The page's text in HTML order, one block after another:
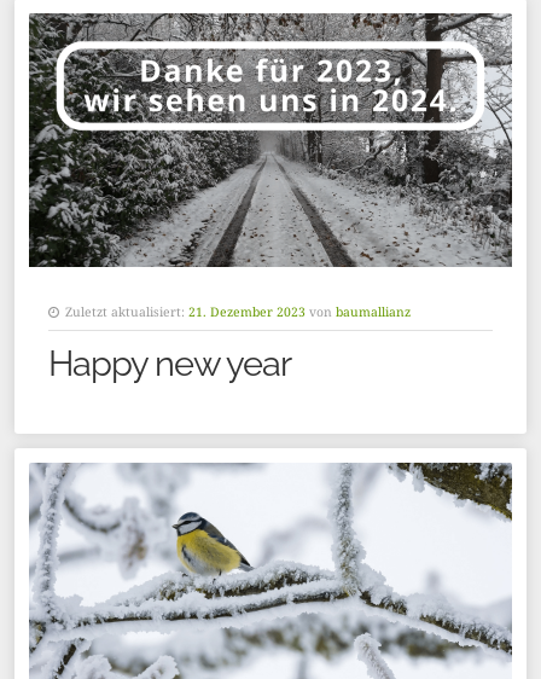
Zuletzt aktualisiert: 21. Dezember 2023 von baumallianz
Happy new year